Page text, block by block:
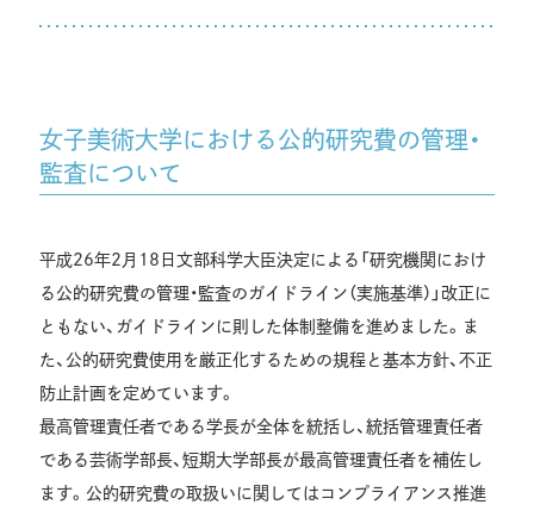
女子美術大学における公的研究費の管理・
監査について
平成26年2月18日文部科学大臣決定による「研究機関におけ
る公的研究費の管理・監査のガイドライン（実施基準）」改正に
ともない、ガイドラインに則した体制整備を進めました。ま
た、公的研究費使用を厳正化するための規程と基本方針、不正
防止計画を定めています。
最高管理責任者である学長が全体を統括し、統括管理責任者
である芸術学部長、短期大学部長が最高管理責任者を補佐し
ます。公的研究費の取扱いに関してはコンプライアンス推進